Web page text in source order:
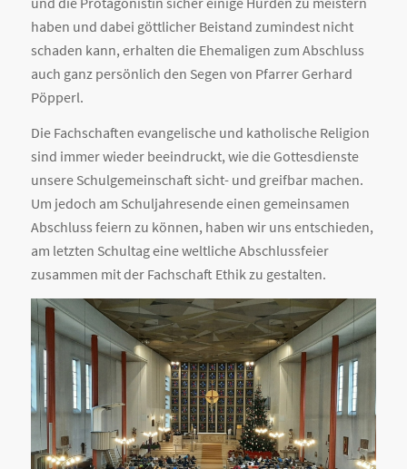
haben und dabei göttlicher Beistand zumindest nicht
schaden kann, erhalten die Ehemaligen zum Abschluss
auch ganz persönlich den Segen von Pfarrer Gerhard
Pöpperl.
Die Fachschaften evangelische und katholische Religion
sind immer wieder beeindruckt, wie die Gottesdienste
unsere Schulgemeinschaft sicht- und greifbar machen.
Um jedoch am Schuljahresende einen gemeinsamen
Abschluss feiern zu können, haben wir uns entschieden,
am letzten Schultag eine weltliche Abschlussfeier
zusammen mit der Fachschaft Ethik zu gestalten.